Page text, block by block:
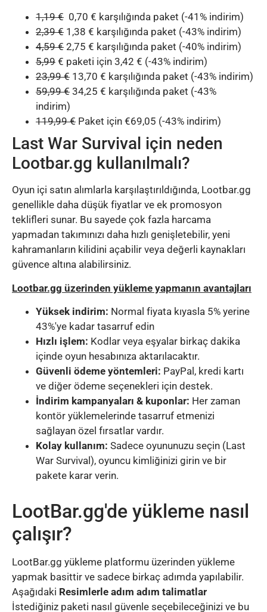
1,19 € 0,70 € karşılığında paket (-41% indirim)
2,39 € 1,38 € karşılığında paket (-43% indirim)
4,59 € 2,75 € karşılığında paket (-40% indirim)
5,99 € paketi için 3,42 € (-43% indirim)
23,99 € 13,70 € karşılığında paket (-43% indirim)
59,99 € 34,25 € karşılığında paket (-43%
indirim)
119,99 € Paket için €69,05 (-43% indirim)
Last War Survival için neden
Lootbar.gg kullanılmalı?
Oyun içi satın alımlarla karşılaştırıldığında, Lootbar.gg
genellikle daha düşük fiyatlar ve ek promosyon
teklifleri sunar. Bu sayede çok fazla harcama
yapmadan takımınızı daha hızlı genişletebilir, yeni
kahramanların kilidini açabilir veya değerli kaynakları
güvence altına alabilirsiniz.
Lootbar.gg üzerinden yükleme yapmanın avantajları
Yüksek indirim: Normal fiyata kıyasla 5% yerine
43%'ye kadar tasarruf edin
Hızlı işlem: Kodlar veya eşyalar birkaç dakika
içinde oyun hesabınıza aktarılacaktır.
Güvenli ödeme yöntemleri: PayPal, kredi kartı
ve diğer ödeme seçenekleri için destek.
İndirim kampanyaları & kuponlar: Her zaman
kontör yüklemelerinde tasarruf etmenizi
sağlayan özel fırsatlar vardır.
Kolay kullanım: Sadece oyununuzu seçin (Last
War Survival), oyuncu kimliğinizi girin ve bir
pakete karar verin.
LootBar.gg'de yükleme nasıl
çalışır?
LootBar.gg yükleme platformu üzerinden yükleme
yapmak basittir ve sadece birkaç adımda yapılabilir.
Aşağıdaki Resimlerle adım adım talimatlar
İstediğiniz paketi nasıl güvenle seçebileceğinizi ve bu